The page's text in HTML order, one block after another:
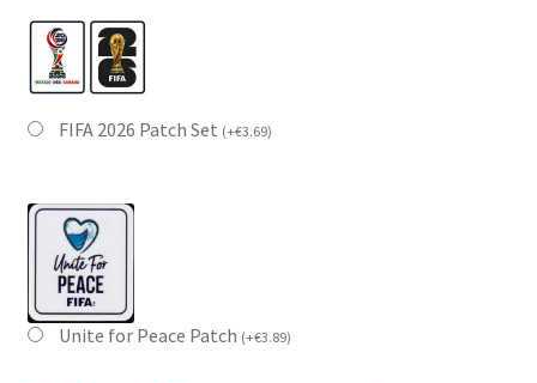
FIFA 2026 Patch Set (+€3.69)
Unite for Peace Patch (+€3.89)